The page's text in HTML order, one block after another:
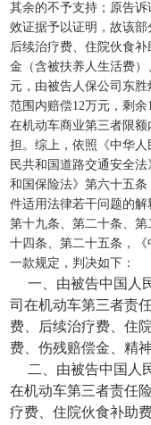
其余的不予支持；原告
效证据予以证明，故该部
后续治疗费、住院伙食
金（含被扶养人生活费）
元，由被告人保公司东
范围内赔偿12万元，剩余
在机动车商业第三者限额
担。综上，依照《中华
民共和国道路交通安全
和国保险法》第六十五
件适用法律若干问题的解
第十九条、第二十条、
十四条、第二十五条，
一款规定，判决如下：
一、由被告中国人
司在机动车第三者责
费、后续治疗费、住
费、伤残赔偿金、精
二、由被告中国人
在机动车第三者责任
疗费、住院伙食补助